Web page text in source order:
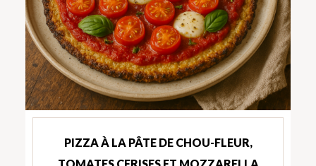
PIZZA À LA PÂTE DE CHOU-FLEUR,